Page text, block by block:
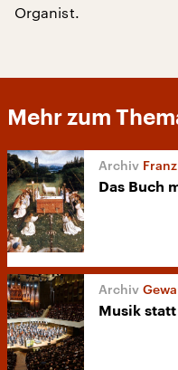
Organist.
Mehr zum
Franz
Das Buch
Musik